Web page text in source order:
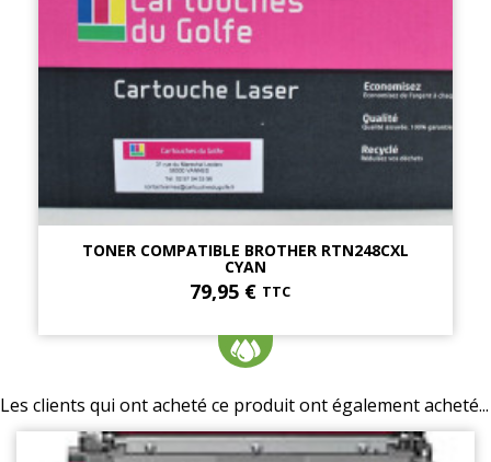
TONER COMPATIBLE BROTHER RTN248CXL
CYAN
79,95 € TTC
Les clients qui ont acheté ce produit ont également acheté...